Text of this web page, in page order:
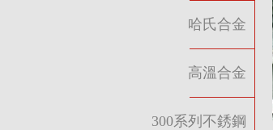
哈氏合金
高溫合金
300系列不銹鋼